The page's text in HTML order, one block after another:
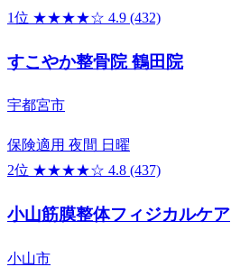
1位 ★★★★☆ 4.9 (432)
すこやか整骨院 鶴田院
宇都宮市
保険適用 夜間 日曜
2位 ★★★★☆ 4.8 (437)
小山筋膜整体フィジカルケア
小山市